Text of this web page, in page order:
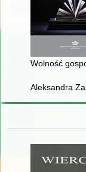
Wolność
Aleksandra